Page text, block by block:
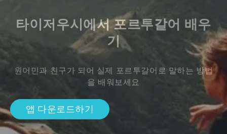
타이저우시에서 포르투갈어 배우
기
원어민과 친구가 되어 실제 포르투갈어로 말하는 방법
을 배워보세요
앱 다운로드하기